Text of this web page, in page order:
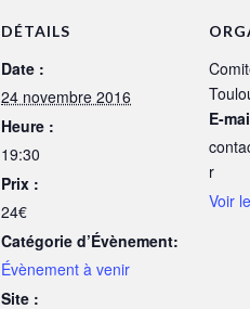
DÉTAILS
Date :
24 novembre 2016
Heure :
19:30
Prix :
24€
Catégorie d’Évènement:
Évènement à venir
Site :
E-
r
Voir